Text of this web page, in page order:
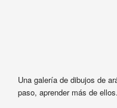
Una galería de dibujos de
paso, aprender más de ellos.